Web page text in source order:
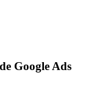
Google Ads